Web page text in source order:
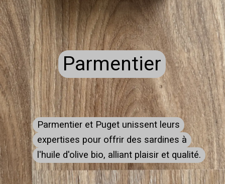
Parmentier
Parmentier
Parmentier et Puget unissent leurs
expertises pour offrir des sardines à
l'huile d'olive bio, alliant plaisir et qualité.
Parmentier et Puget unissent leurs
expertises pour offrir des sardines à
l'huile d'olive bio, alliant plaisir et qualité.